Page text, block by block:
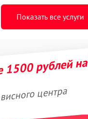
Показать все услуги
1500 рублей на
центра